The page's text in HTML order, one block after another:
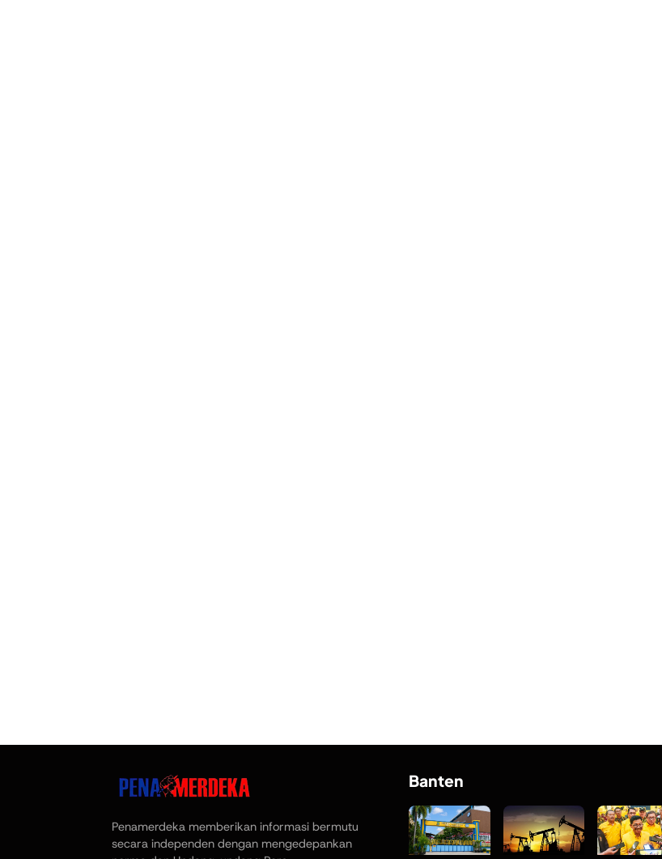
Penamerdeka memberikan informasi bermutu
secara independen dengan mengedepankan
Banten